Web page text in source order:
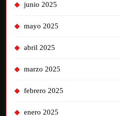
junio 2025
mayo 2025
abril 2025
marzo 2025
febrero 2025
enero 2025